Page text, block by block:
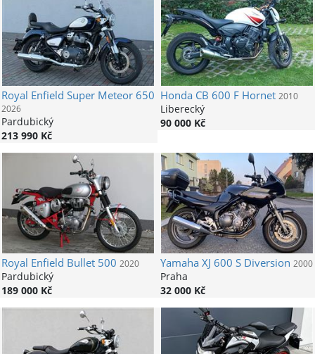
Royal Enfield Super Meteor 650
2026
Pardubický
213 990 Kč
HondaCB 600 F Hornet 2010
Liberecký
90 000 Kč
Royal Enfield Bullet 500 2020
Pardubický
189 000 Kč
YamahaXJ 600 S Diversion 2000
Praha
32 000 Kč